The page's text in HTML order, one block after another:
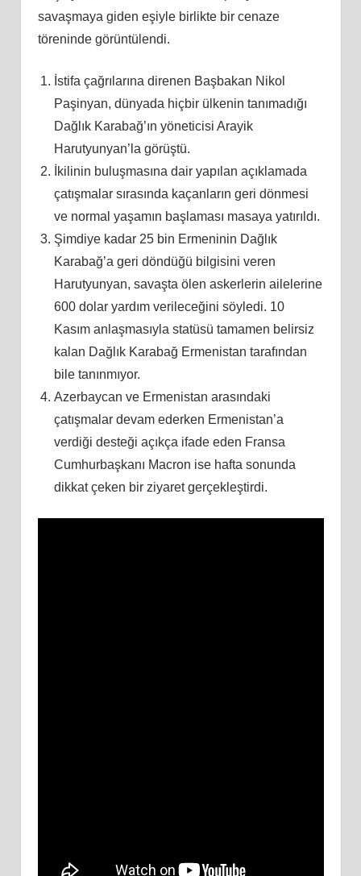
savaşmaya giden eşiyle birlikte bir cenaze
töreninde görüntülendi.
İstifa çağrılarına direnen Başbakan Nikol
Paşinyan, dünyada hiçbir ülkenin tanımadığı
Dağlık Karabağ’ın yöneticisi Arayik
Harutyunyan’la görüştü.
İkilinin buluşmasına dair yapılan açıklamada
çatışmalar sırasında kaçanların geri dönmesi
ve normal yaşamın başlaması masaya yatırıldı.
Şimdiye kadar 25 bin Ermeninin Dağlık
Karabağ’a geri döndüğü bilgisini veren
Harutyunyan, savaşta ölen askerlerin ailelerine
600 dolar yardım verileceğini söyledi. 10
Kasım anlaşmasıyla statüsü tamamen belirsiz
kalan Dağlık Karabağ Ermenistan tarafından
bile tanınmıyor.
Azerbaycan ve Ermenistan arasındaki
çatışmalar devam ederken Ermenistan’a
verdiği desteği açıkça ifade eden Fransa
Cumhurbaşkanı Macron ise hafta sonunda
dikkat çeken bir ziyaret gerçekleştirdi.